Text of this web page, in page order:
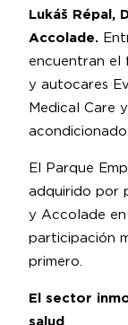
Lukáš Répal,
Accolade.
encuentran el
y autocares
Medical Care
El Parque
adquirido por
y Accolade en
participación
primero.
El sector
salud